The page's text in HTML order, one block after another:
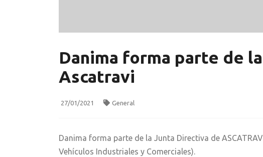
Danima forma parte de
Ascatravi
27/01/2021 General
Danima forma parte de la Junta Directiva de
Vehículos Industriales y Comerciales).